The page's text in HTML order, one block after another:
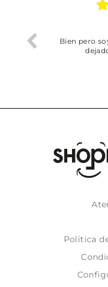
trobat
Bien pero
Politica